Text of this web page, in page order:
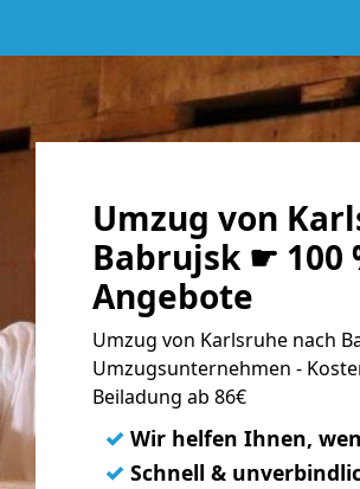
Umzug von
Babrujsk ☛ 100
Angebote
Umzug von Karlsruhe nach
Umzugsunternehmen -
Beiladung ab 86€
✓ Wir helfen Ihnen,
✓ Schnell &